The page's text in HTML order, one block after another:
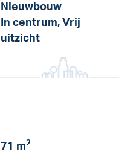
Nieuwbouw
In centrum, Vrij
uitzicht
71 m2